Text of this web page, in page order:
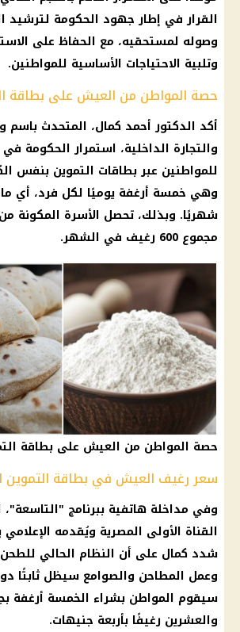
القرار في إطار جهود الحكومة لترشيد
وصوله لمستحقيه، مع الحفاظ على
وتلبية الاحتياجات الأساسية للمواطنين.
حصة المواطن من العيش على بطاقة
أكد الدكتور أحمد كمال، المتحدث باسم
والتجارة الداخلية، استمرارالحكومة في
للمواطنين عبربطاقات التموين بنفس
شهريًا. وبذلك، تحصل الأسرة المكونة
مجموع 600 رغيف في الشهر.
حصة المواطن من العيش على بطاقة
سعر رغيف العيش في بطاقة التموين
وفي مداخلة هاتفية ببرنامج
القناة الأولى المصرية ويُقدمه
شدد كمال على أن النظام الحالي للطحن
وعمل المطاحن والصوامع سيظل ثابتًا
سيقوم المواطن بشراء الخمسة أرغفة
والعشرين رغيفًا بأربعة جنيهات.